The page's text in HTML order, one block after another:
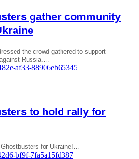
gather community
the crowd gathered to support
Russia.…
to hold rally for
for Ukraine!…